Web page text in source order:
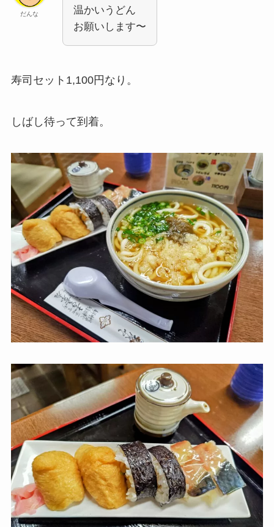
だんな
温かいうどん
お願いします〜
寿司セット1,100円なり。
しばし待って到着。